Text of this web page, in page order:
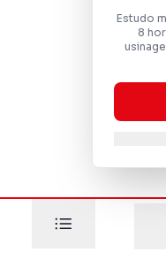
Estudo
8